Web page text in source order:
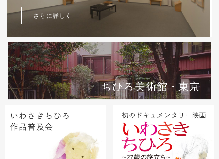
さらに詳しく
ちひろ美術館・東京